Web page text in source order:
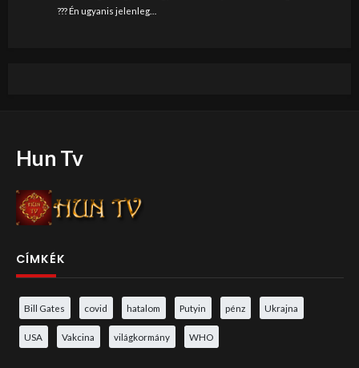
??? Én ugyanis jelenleg…
Hun Tv
CÍMKÉK
Bill Gates covid hatalom Putyin pénz Ukrajna
USA Vakcina világkormány WHO